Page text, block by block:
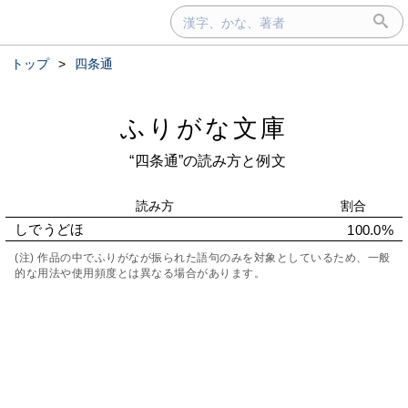
トップ > 四条通
ふりがな文庫
“四条通”の読み方と例文
読み方 割合
しでうどほ 100.0%
(注) 作品の中でふりがなが振られた語句のみを対象としているため、一般
的な用法や使用頻度とは異なる場合があります。